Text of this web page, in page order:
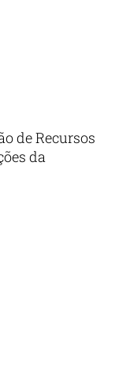
de Recursos
da